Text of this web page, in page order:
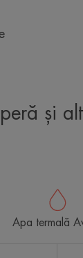
și
Apa termală